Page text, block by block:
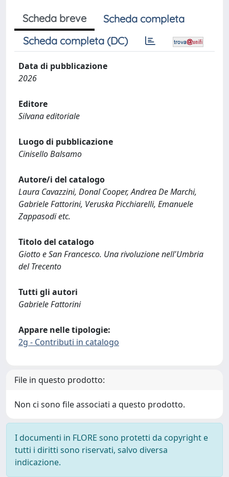
Scheda breve
Scheda completa
Scheda completa (DC)
Data di pubblicazione
2026
Editore
Silvana editoriale
Luogo di pubblicazione
Cinisello Balsamo
Autore/i del catalogo
Laura Cavazzini, Donal Cooper, Andrea De Marchi,
Gabriele Fattorini, Veruska Picchiarelli, Emanuele
Zappasodi etc.
Titolo del catalogo
Giotto e San Francesco. Una rivoluzione nell'Umbria
del Trecento
Tutti gli autori
Gabriele Fattorini
Appare nelle tipologie:
2g - Contributi in catalogo
File in questo prodotto:
Non ci sono file associati a questo prodotto.
I documenti in FLORE sono protetti da copyright e
tutti i diritti sono riservati, salvo diversa
indicazione.